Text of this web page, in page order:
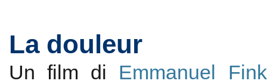
La douleur
Un film di Emmanuel